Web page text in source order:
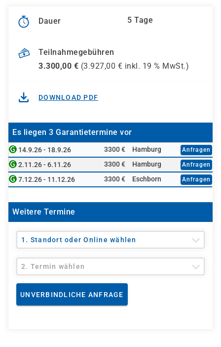
Dauer 5 Tage
Teilnahmegebühren
3.300,00 € (3.927,00 € inkl. 19 % MwSt.)
DOWNLOAD PDF
Es liegen 3 Garantietermine vor
14.9.26 - 18.9.26 3300 € Hamburg Anfragen
2.11.26 - 6.11.26 3300 € Hamburg Anfragen
7.12.26 - 11.12.26 3300 € Eschborn Anfragen
Weitere Termine
1. Standort oder Online wählen
2. Termin wählen
UNVERBINDLICHE ANFRAGE